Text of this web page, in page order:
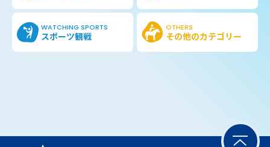
WATCHING SPORTS
スポーツ観戦
OTHERS
その他のカテゴリー